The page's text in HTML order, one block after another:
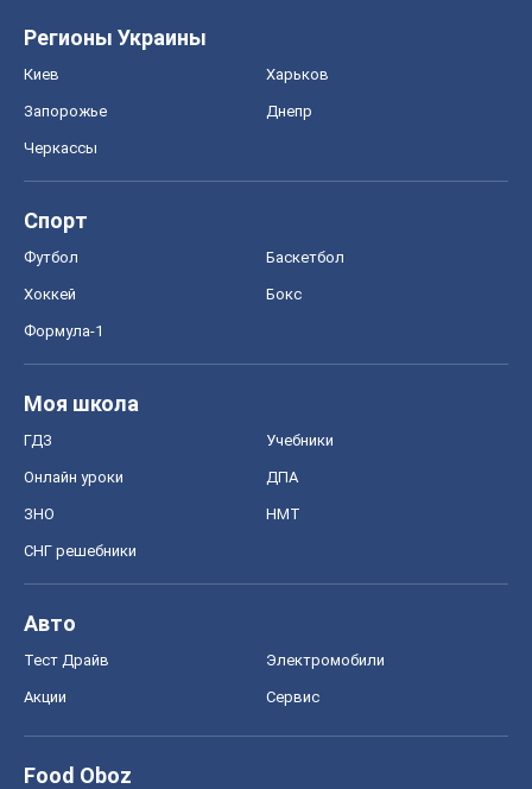
Регионы Украины
Киев Харьков
Запорожье Днепр
Черкассы
Спорт
Футбол Баскетбол
Хоккей Бокс
Формула-1
Моя школа
ГДЗ Учебники
Онлайн уроки ДПА
ЗНО НМТ
СНГ решебники
Авто
Тест Драйв Электромобили
Акции Сервис
Food Oboz